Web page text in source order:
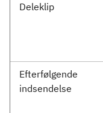
Deleklip
Efterfølgende
indsendelse